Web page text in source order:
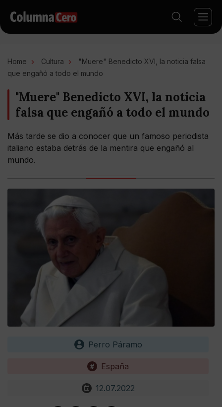
Home Cultura
"Muere" Benedicto XVI, la noticia falsa
que engañó a todo el mundo
"Muere" Benedicto XVI, la noticia
falsa que engañó a todo el mundo
Más tarde se dio a conocer que un famoso periodista
italiano estaba detrás de la mentira que engañó al
mundo.
Perro Páramo
España
12.07.2022